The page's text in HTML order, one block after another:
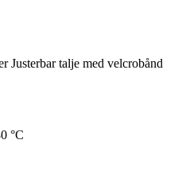
Justerbar talje med velcrobånd
°C